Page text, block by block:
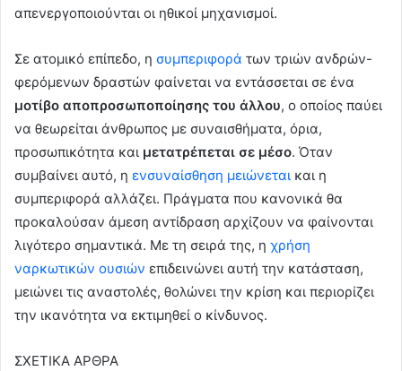
απενεργοποιούνται οι ηθικοί μηχανισμοί.
Σε ατομικό επίπεδο, η συμπεριφορά των τριών ανδρών-
φερόμενων δραστών φαίνεται να εντάσσεται σε ένα
μοτίβο αποπροσωποποίησης του άλλου, ο οποίος παύει
να θεωρείται άνθρωπος με συναισθήματα, όρια,
προσωπικότητα και μετατρέπεται σε μέσο. Όταν
συμβαίνει αυτό, η ενσυναίσθηση μειώνεται και η
συμπεριφορά αλλάζει. Πράγματα που κανονικά θα
προκαλούσαν άμεση αντίδραση αρχίζουν να φαίνονται
λιγότερο σημαντικά. Με τη σειρά της, η χρήση
ναρκωτικών ουσιών επιδεινώνει αυτή την κατάσταση,
μειώνει τις αναστολές, θολώνει την κρίση και περιορίζει
την ικανότητα να εκτιμηθεί ο κίνδυνος.
ΣΧΕΤΙΚΑ ΑΡΘΡΑ